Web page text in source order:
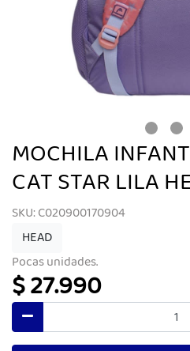
MOCHILA
CAT STAR LILA
SKU: C020900170904
HEAD
Pocas unidades.
$ 27.990